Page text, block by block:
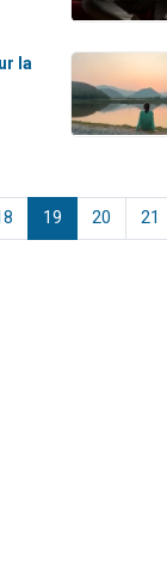
la
19 20 21